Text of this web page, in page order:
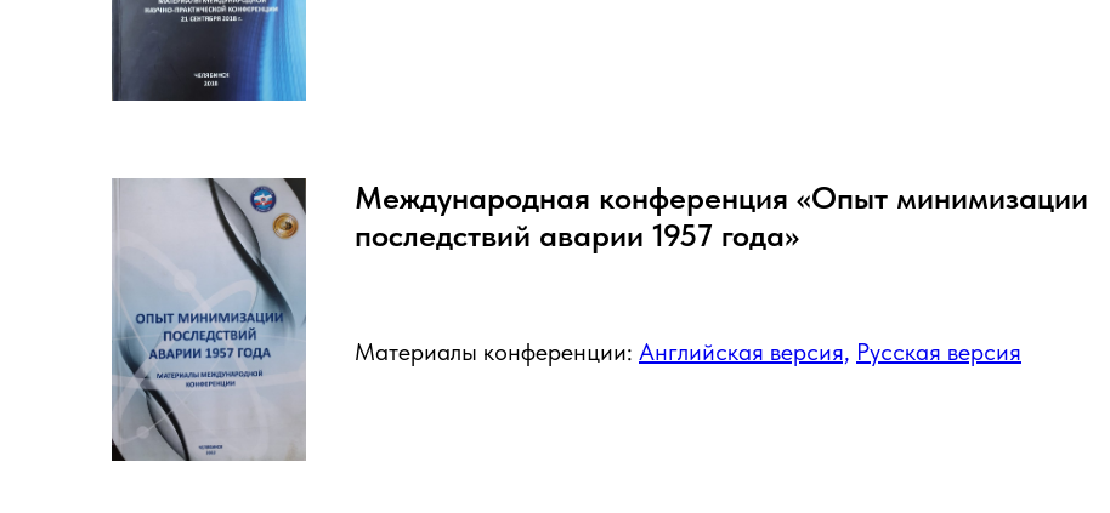
Международная конференция «Опыт минимизации
последствий аварии 1957 года»
Материалы конференции: Английская версия, Русская версия